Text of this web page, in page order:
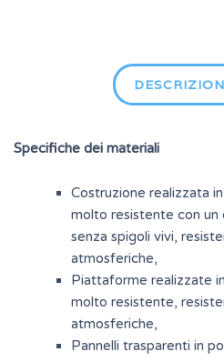
Specifiche dei materiali
Costruzione realizzata
molto resistente con un
senza spigoli vivi,
atmosferiche,
Piattaforme realizzate
molto resistente,
atmosferiche,
Pannelli trasparenti in